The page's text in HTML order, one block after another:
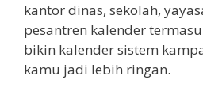
kantor dinas, sekolah,
pesantren kalender
bikin kalender sistem
kamu jadi lebih ringan.